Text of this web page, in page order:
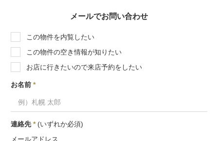
メールでお問い合わせ
この物件を内覧したい
この物件の空き情報が知りたい
お店に行きたいので来店予約をしたい
お名前*
連絡先* (いずれか必須)
メールアドレス